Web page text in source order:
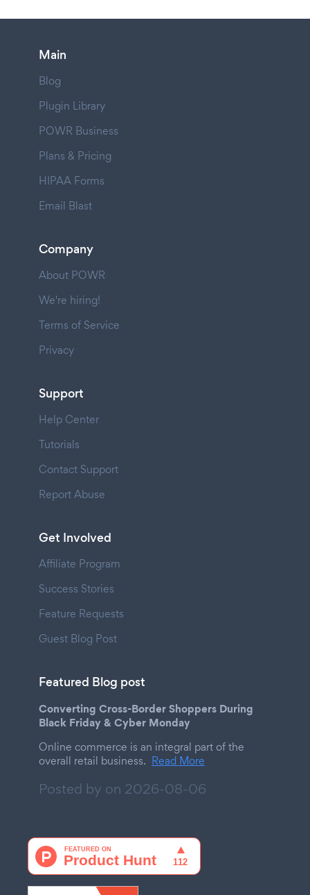
Main
Blog
Plugin Library
POWR Business
Plans & Pricing
HIPAA Forms
Email Blast
Company
About POWR
We're hiring!
Terms of Service
Privacy
Support
Help Center
Tutorials
Contact Support
Report Abuse
Get Involved
Affiliate Program
Success Stories
Feature Requests
Guest Blog Post
Featured Blog post
Converting Cross-Border Shoppers During
Black Friday & Cyber Monday
Online commerce is an integral part of the
overall retail business. Read More
Posted by on 2026-08-06